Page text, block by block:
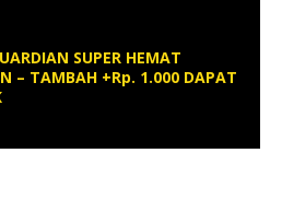
SUPER HEMAT
– TAMBAH +Rp. 1.000 DAPAT